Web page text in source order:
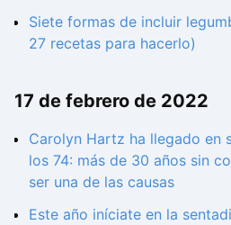
Siete formas de incluir
27 recetas para hacerlo)
17 de febrero de 2022
Carolyn Hartz ha llegado en
los 74: más de 30 años sin
ser una de las causas
Este año iníciate en la